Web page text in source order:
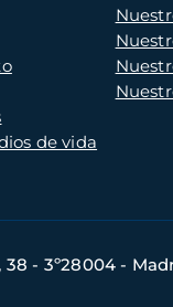
de vida
- 3º28004 -